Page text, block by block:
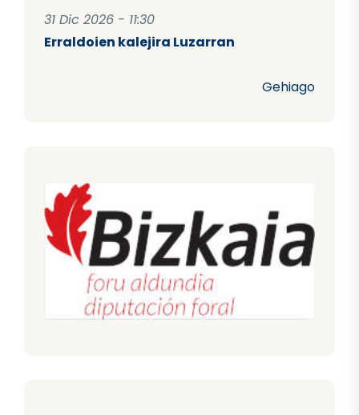
31 Dic 2026 - 11:30
Erraldoien kalejira Luzarran
Gehiago